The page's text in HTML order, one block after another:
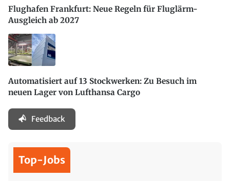
Flughafen Frankfurt: Neue Regeln für Fluglärm-
Ausgleich ab 2027
Automatisiert auf 13 Stockwerken: Zu Besuch im
neuen Lager von Lufthansa Cargo
Feedback
Top-Jobs